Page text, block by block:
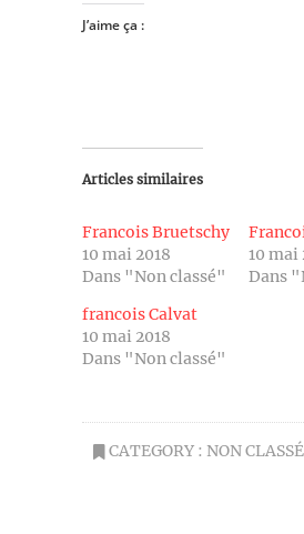
J’aime ça :
Articles similaires
Francois Bruetschy
10 mai 2018
Dans "Non classé"
10 mai
Dans
francois Calvat
10 mai 2018
Dans "Non classé"
CATEGORY : NON CLASSÉ